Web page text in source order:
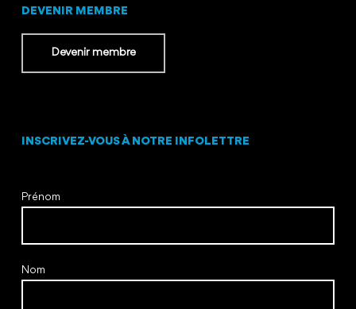
DEVENIR MEMBRE
Devenir membre
INSCRIVEZ-VOUS À NOTRE INFOLETTRE
Prénom
Nom